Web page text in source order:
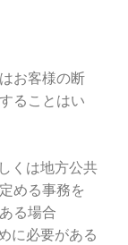
お客様の断
ることはい
くは地方公共
める事務を
る場合
に必要がある